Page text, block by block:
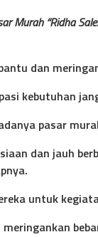
“Ridha
dan
kebutuhan
pasar
dan jauh
untuk